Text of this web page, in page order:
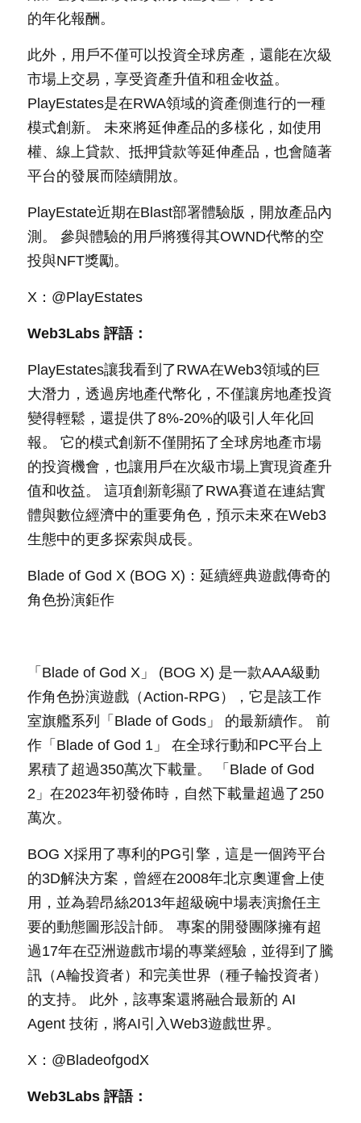
的年化報酬。
此外，用戶不僅可以投資全球房產，還能在次級
市場上交易，享受資產升值和租金收益。
PlayEstates是在RWA領域的資產側進行的一種
模式創新。 未來將延伸產品的多樣化，如使用
權、線上貸款、抵押貸款等延伸產品，也會隨著
平台的發展而陸續開放。
PlayEstate近期在Blast部署體驗版，開放產品內
測。 參與體驗的用戶將獲得其OWND代幣的空
投與NFT獎勵。
X：@PlayEstates
Web3Labs 評語：
PlayEstates讓我看到了RWA在Web3領域的巨
大潛力，透過房地產代幣化，不僅讓房地產投資
變得輕鬆，還提供了8%-20%的吸引人年化回
報。 它的模式創新不僅開拓了全球房地產市場
的投資機會，也讓用戶在次級市場上實現資產升
值和收益。 這項創新彰顯了RWA賽道在連結實
體與數位經濟中的重要角色，預示未來在Web3
生態中的更多探索與成長。
Blade of God X (BOG X)：延續經典遊戲傳奇的
角色扮演鉅作
「Blade of God X」 (BOG X) 是一款AAA級動
作角色扮演遊戲（Action-RPG），它是該工作
室旗艦系列「Blade of Gods」 的最新續作。 前
作「Blade of God 1」 在全球行動和PC平台上
累積了超過350萬次下載量。 「Blade of God
2」在2023年初發佈時，自然下載量超過了250
萬次。
BOG X採用了專利的PG引擎，這是一個跨平台
的3D解決方案，曾經在2008年北京奧運會上使
用，並為碧昂絲2013年超級碗中場表演擔任主
要的動態圖形設計師。 專案的開發團隊擁有超
過17年在亞洲遊戲市場的專業經驗，並得到了騰
訊（A輪投資者）和完美世界（種子輪投資者）
的支持。 此外，該專案還將融合最新的 AI
Agent 技術，將AI引入Web3遊戲世界。
X：@BladeofgodX
Web3Labs 評語：